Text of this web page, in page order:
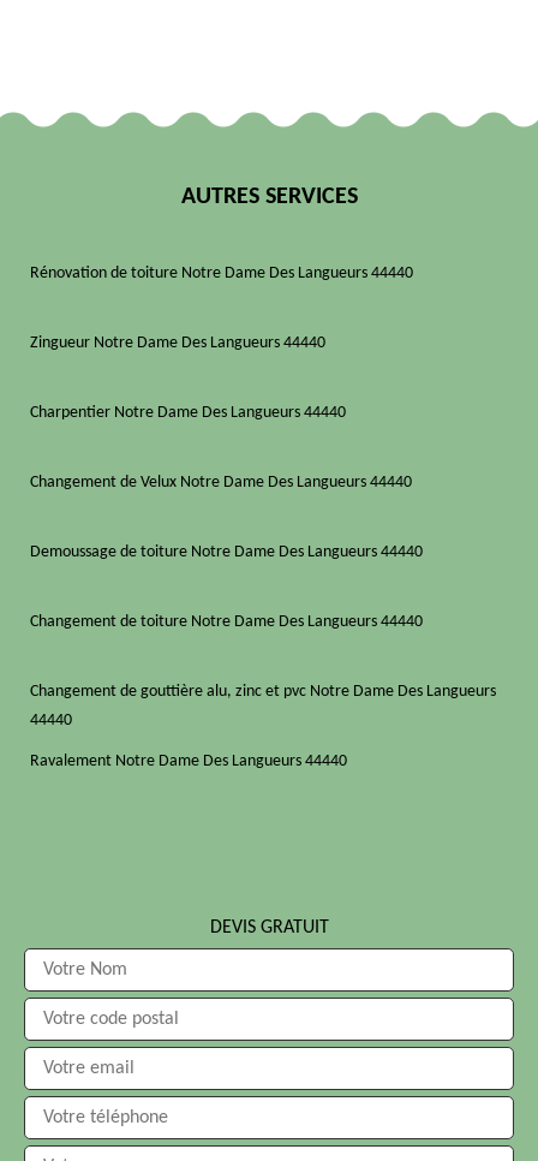
AUTRES SERVICES
Rénovation de toiture Notre Dame Des Langueurs 44440
Zingueur Notre Dame Des Langueurs 44440
Charpentier Notre Dame Des Langueurs 44440
Changement de Velux Notre Dame Des Langueurs 44440
Demoussage de toiture Notre Dame Des Langueurs 44440
Changement de toiture Notre Dame Des Langueurs 44440
Changement de gouttière alu, zinc et pvc Notre Dame Des Langueurs
44440
Ravalement Notre Dame Des Langueurs 44440
DEVIS GRATUIT